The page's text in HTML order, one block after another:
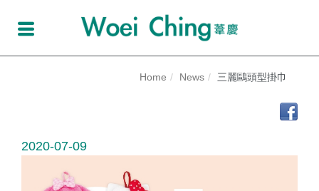
Home News 三麗鷗頭型掛巾
2020-07-09